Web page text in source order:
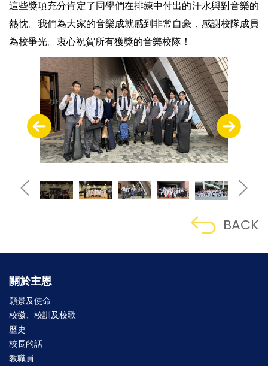
這些獎項充分肯定了同學們在排練中付出的汗水與對音樂的
熱忱。我們為大家的音樂成就感到非常自豪，感謝校隊成員
為校爭光。衷心祝賀所有獲獎的音樂校隊！
BACK
關於主恩
願景及使命
校徽、校訓及校歌
歷史
校長的話
教職員